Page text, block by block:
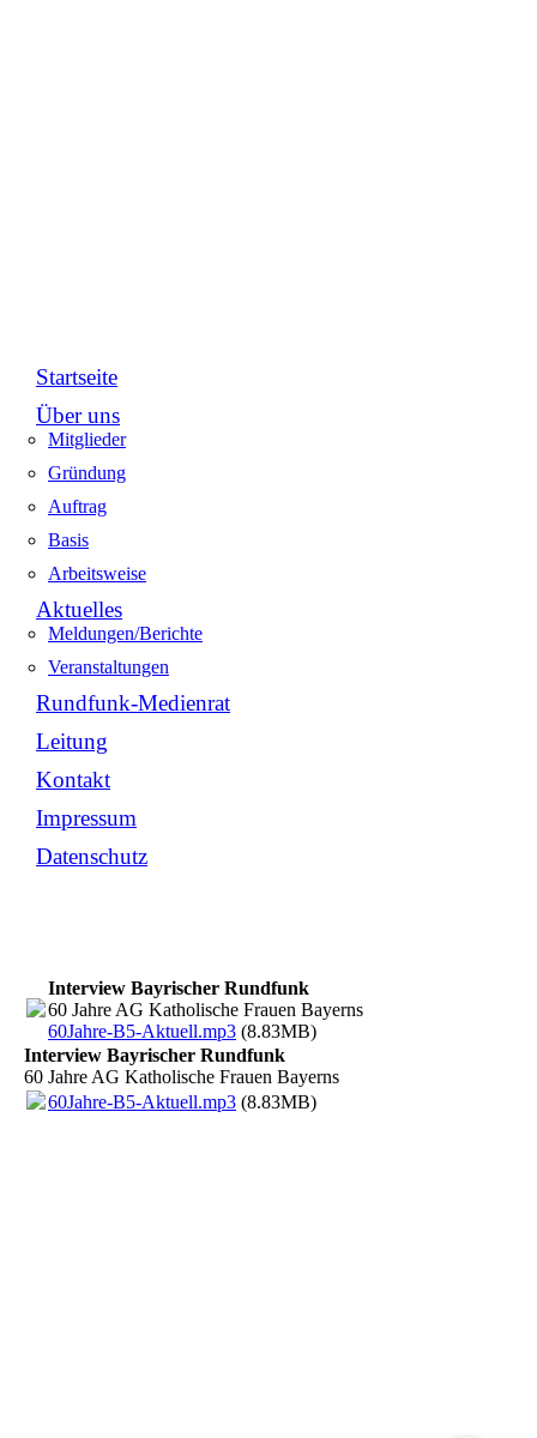
Startseite
Über uns
Mitglieder
Gründung
Auftrag
Basis
Arbeitsweise
Aktuelles
Meldungen/Berichte
Veranstaltungen
Rundfunk-Medienrat
Leitung
Kontakt
Impressum
Datenschutz
Interview Bayrischer Rundfunk
60 Jahre AG Katholische Frauen Bayerns
60Jahre-B5-Aktuell.mp3 (8.83MB)
Interview Bayrischer Rundfunk
60 Jahre AG Katholische Frauen Bayerns
60Jahre-B5-Aktuell.mp3 (8.83MB)